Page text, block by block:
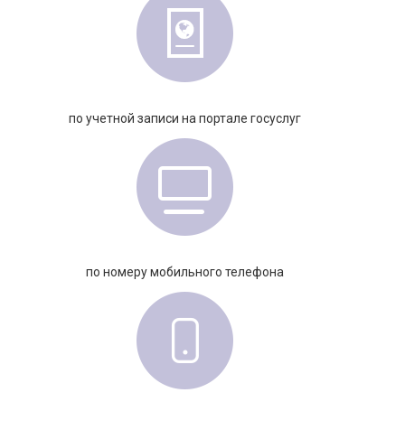
по учетной записи на портале госуслуг
по номеру мобильного телефона